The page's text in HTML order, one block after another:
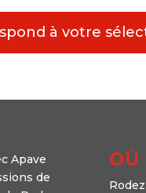
à votre
Apave
de
OÙ
Rodez